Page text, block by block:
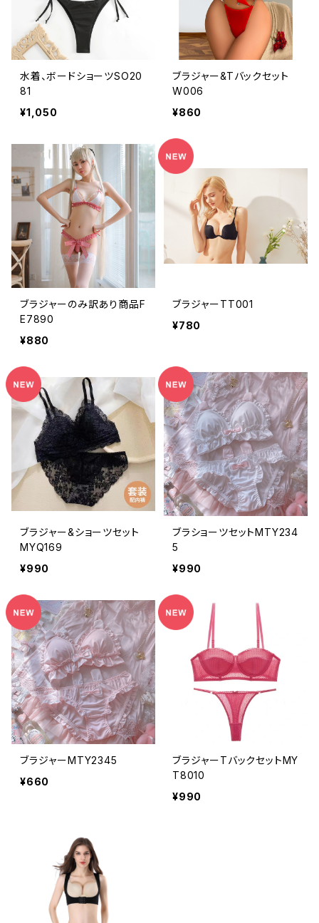
水着、ボードショーツSO20
81
¥1,050
ブラジャー&Tバックセット
W006
¥860
ブラジャーのみ訳あり商品F
E7890
¥880
ブラジャーTT001
¥780
ブラジャー&ショーツセット
MYQ169
¥990
ブラショーツセットMTY234
5
¥990
ブラジャーMTY2345
¥660
ブラジャーTバックセットMY
T8010
¥990